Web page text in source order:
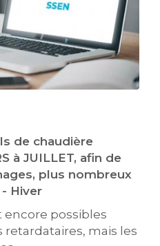
de chaudière
à JUILLET, afin de
plus nombreux
Hiver
encore possibles
retardataires, mais les